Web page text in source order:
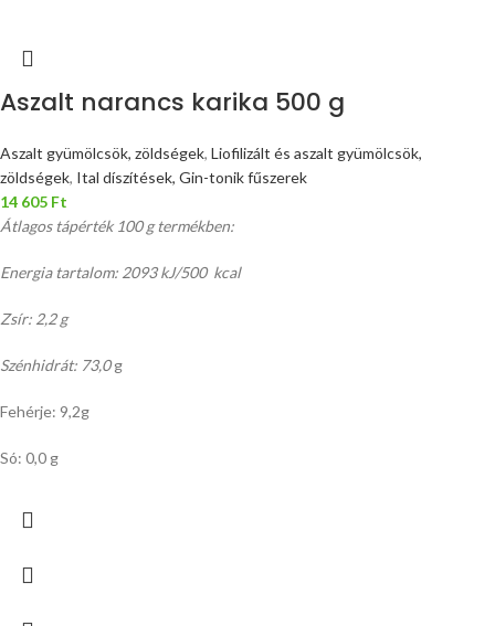
Aszalt narancs karika 500 g
Aszalt gyümölcsök, zöldségek, Liofilizált és aszalt gyümölcsök,
zöldségek, Ital díszítések, Gin-tonik fűszerek
14 605 Ft
Átlagos tápérték 100 g termékben:
Energia tartalom: 2093 kJ/500 kcal
Zsír: 2,2 g
Szénhidrát: 73,0g
Fehérje: 9,2g
Só: 0,0 g